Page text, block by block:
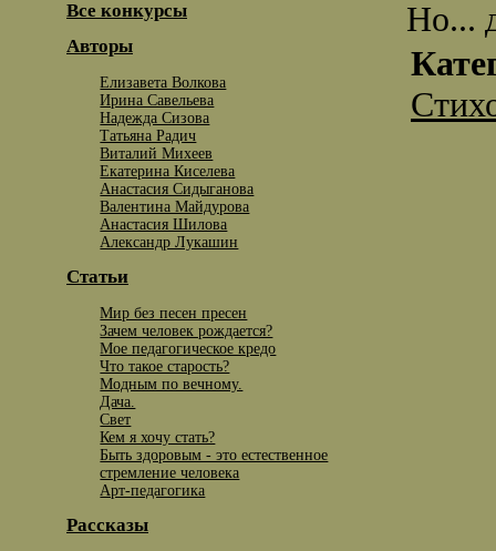
Все конкурсы
Авторы
Елизавета Волкова
Ирина Савельева
Надежда Сизова
Татьяна Радич
Виталий Михеев
Екатерина Киселева
Анастасия Сидыганова
Валентина Майдурова
Анастасия Шилова
Александр Лукашин
Статьи
Мир без песен пресен
Зачем человек рождается?
Мое педагогическое кредо
Что такое старость?
Модным по вечному.
Дача.
Свет
Кем я хочу стать?
Быть здоровым - это естественное
стремление человека
Арт-педагогика
Рассказы
Но...